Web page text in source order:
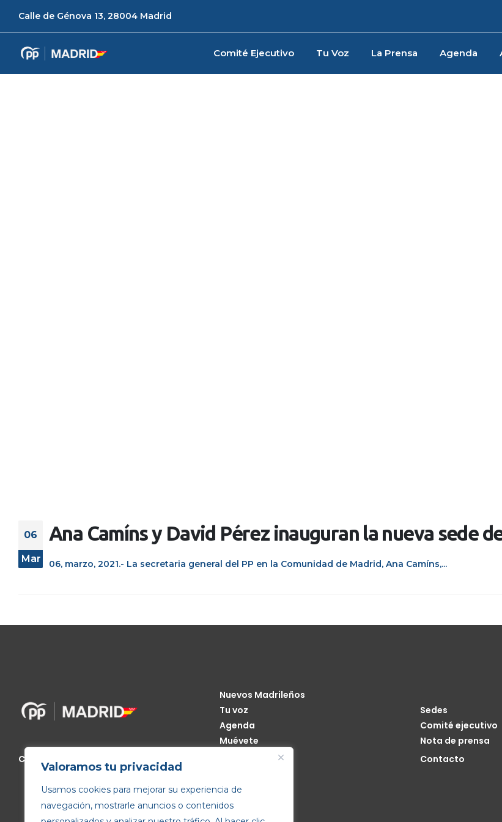
Valoramos tu privacidad
Usamos cookies para mejorar su experiencia de
navegación, mostrarle anuncios o contenidos
Calle de Génova 13, 28004 Madrid
Comité Ejecutivo Tu Voz La Prensa Agenda
06
Mar
Ana Camíns y David Pérez inauguran la nueva sede
06, marzo, 2021.- La secretaria general del PP en la Comunidad de Madrid, Ana Camíns,...
Calle de Génova, 13, 28004 Madrid
Nuevos Madrileños
Tu voz
Agenda
Muévete
Sedes
Comité ejecutivo
Nota de prensa
Contacto